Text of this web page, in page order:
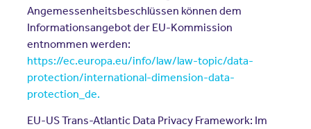
Angemessenheitsbeschlüssen können dem
Informationsangebot der EU-Kommission
entnommen werden:
https://ec.europa.eu/info/law/law-topic/data-
protection/international-dimension-data-
protection_de.
EU-US Trans-Atlantic Data Privacy Framework: Im